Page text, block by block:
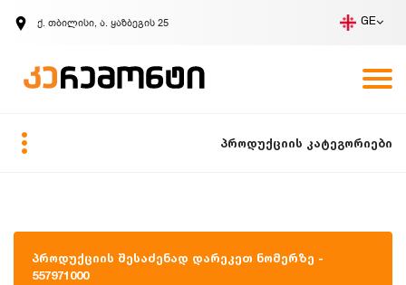
ქ. თბილისი, ა. ყაზბეგის 25 GE
ზარის მოთხოვნა
პროდუქციის კატეგორიები
პროდუქციის შესაძენად დარეკეთ ნომერზე -
557971000